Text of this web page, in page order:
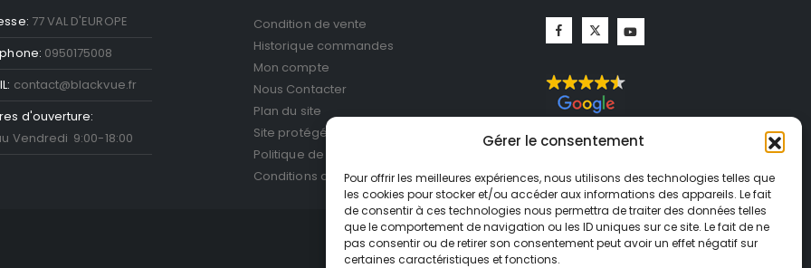
Gérer le consentement
Pour offrir les meilleures expériences, nous utilisons des technologies telles que
les cookies pour stocker et/ou accéder aux informations des appareils. Le fait
de consentir à ces technologies nous permettra de traiter des données telles
que le comportement de navigation ou les ID uniques sur ce site. Le fait de ne
pas consentir ou de retirer son consentement peut avoir un effet négatif sur
certaines caractéristiques et fonctions.
77 VAL D'EUROPE
0950175008
contact@blackvue.fr
d'ouverture:
Vendredi 9:00-18:00
Condition de vente
Historique commandes
Mon compte
Nous Contacter
Plan du site
Site protégé par reCAPTCHA.
Politique de confidentialité
Conditions d'utilisationGoogle